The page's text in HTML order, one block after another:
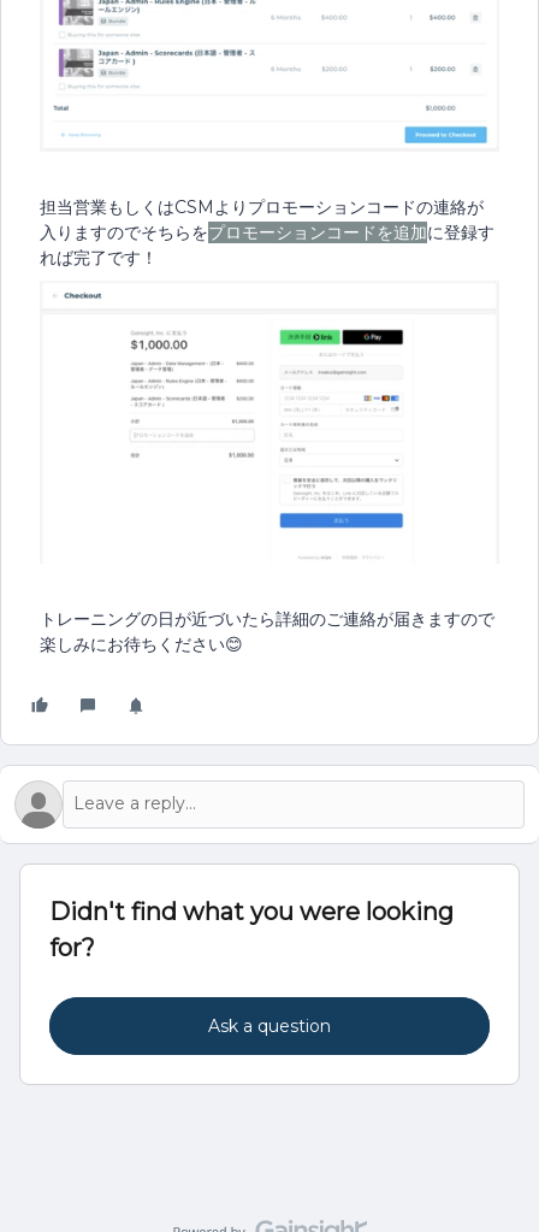
担当営業もしくはCSMよりプロモーションコードの連絡が
入りますのでそちらをプロモーションコードを追加に登録す
れば完了です！
トレーニングの日が近づいたら詳細のご連絡が届きますので
楽しみにお待ちください😊
Didn't find what you were looking
for?
Ask a question